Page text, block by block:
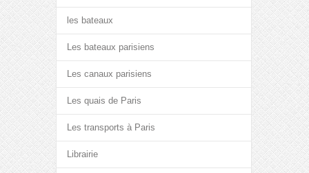
les bateaux
Les bateaux parisiens
Les canaux parisiens
Les quais de Paris
Les transports à Paris
Librairie